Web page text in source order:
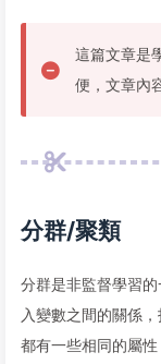
這篇文章是
便，文章內
分群/聚類
分群是非監督學習
入變數之間的關係
都有一些相同的屬性